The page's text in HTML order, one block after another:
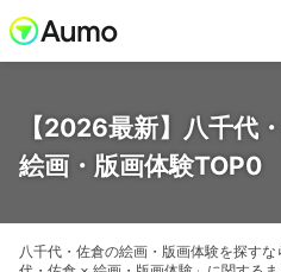
【2026最新】八千代
絵画・版画体験TOP0
八千代・佐倉の絵画・版画体験を探す